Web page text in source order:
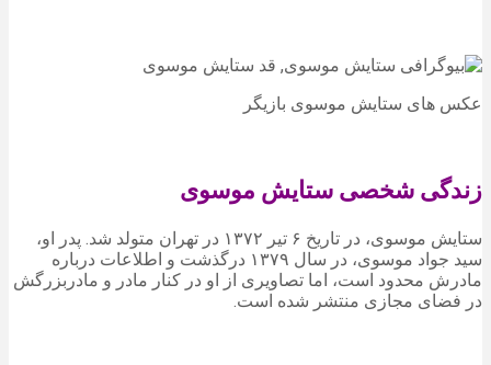
عکس های ستایش موسوی بازیگر
زندگی شخصی ستایش موسوی
ستایش موسوی، در تاریخ ۶ تیر ۱۳۷۲ در تهران متولد شد. پدر او،
سید جواد موسوی، در سال ۱۳۷۹ درگذشت و اطلاعات درباره
مادرش محدود است، اما تصاویری از او در کنار مادر و مادربزرگش
در فضای مجازی منتشر شده است.